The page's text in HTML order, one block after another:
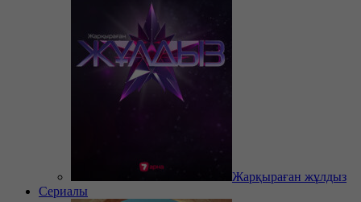
Жарқыраған жұлдыз
Сериалы